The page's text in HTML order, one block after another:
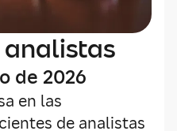
analistas
de 2026
en las
de analistas